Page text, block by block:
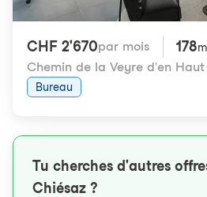
CHF 2'670par mois 178
Chemin de la Veyre d'en Haut
Bureau
Tu cherches d'autres
Chiésaz ?